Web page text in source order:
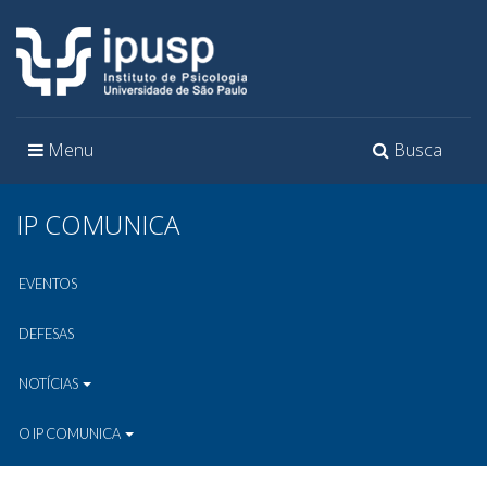
Toggle
Busca
Toggle
Menu
IP COMUNICA
EVENTOS
DEFESAS
NOTÍCIAS
O IP COMUNICA